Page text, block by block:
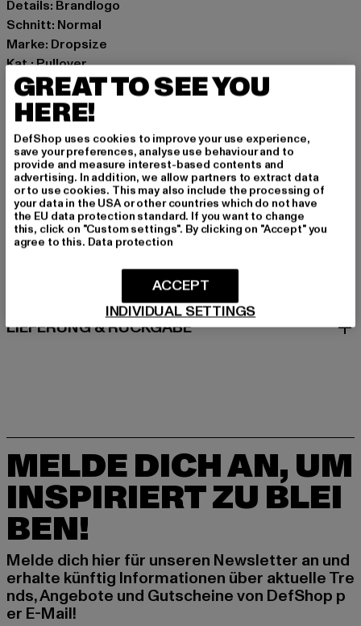
Details: Brandlogo
Schnitt: Normal
Marke: Dropsize
Kat.: Pullover
Farbe: grau
Hersteller Farbe: light grey
Materialzusammensetzung: 100% Baumwolle
Art.Nr: DS-LSW-002-03043
Hersteller: Dropsize GmbH |management@dropsize.de
Motzener Straße 6 | 12277 Berlin | DE
GRÖSSE & PASSFORM
LIEFERUNG & RÜCKGABE
MELDE DICH AN, UM
INSPIRIERT ZU BLEI
BEN!
Melde dich hier für unseren Newsletter an und
erhalte künftig Informationen über aktuelle Tre
nds, Angebote und Gutscheine von DefShop p
er E-Mail!
GREAT TO SEE YOU
HERE!
DefShop uses cookies to improve your use experience,
save your preferences, analyse use behaviour and to
provide and measure interest-based contents and
advertising. In addition, we allow partners to extract data
or to use cookies. This may also include the processing of
your data in the USA or other countries which do not have
the EU data protection standard. If you want to change
this, click on "Custom settings". By clicking on "Accept" you
agree to this. Data protection
INDIVIDUAL SETTINGS
ACCEPT